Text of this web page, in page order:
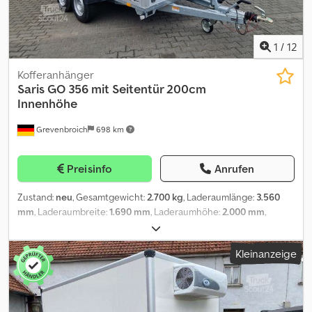
1 / 12
Grevenbroich 698 km
Kofferanhänger
SarisGO 356 mit Seitentür 200cm
Innenhöhe
Preisinfo Anrufen
Zustand: neu, Gesamtgewicht:2.700 kg, Laderaumlänge: 3.560
mm, Laderaumbreite:1.690 mm, Laderaumhöhe:2.000 mm,
ANHÄNGERWIRTZ der Abholmarkt für Ihren neuen Anhänger
bietet starke Markenfabrikate! über 850 Neuanhänger auf Lager
über 130 gebrauchte Anhänger ständig im Angebot
unverbindliches Beispiel: Saris Neuproduktion Saris Koffer GO 356
169 200 2700 2 356x169x200cm Hecktüren Seitentür grau GFK (L)
2700kg Kofferanhänger GO 356 356x169x200cm 2700kg
Kleinanzeige